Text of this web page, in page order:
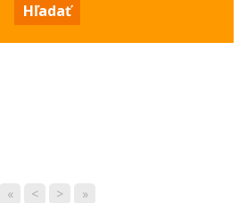
Hľadať
« < > »